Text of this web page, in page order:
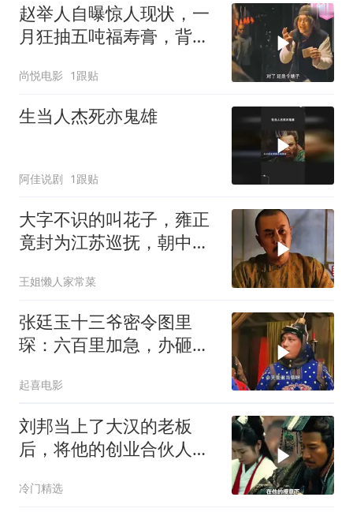
赵举人自曝惊人现状，一
月狂抽五吨福寿膏，背后
尚悦电影 1跟贴
生当人杰死亦鬼雄
阿佳说剧 1跟贴
大字不识的叫花子，雍正
竟封为江苏巡抚，朝中哗
王姐懒人家常菜
张廷玉十三爷密令图里
琛：六百里加急，办砸提
起喜电影
刘邦当上了大汉的老板
后，将他的创业合伙人一
冷门精选